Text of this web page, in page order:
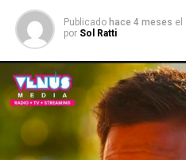
Publicado hace 4 meses el
por Sol Ratti